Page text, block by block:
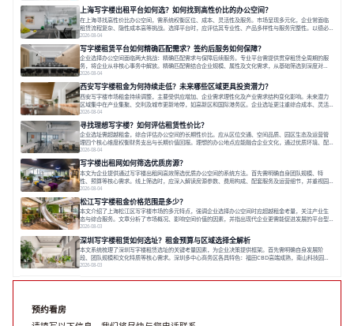
以说明。之后指出，专业运营服务商提供的稳定环境、社群活动与产业集聚等增值服务，是很大化空间
价值、助力企业成长的关键。对于许多在
上海写字楼出租平台如何选？如何找到高性价比的办公空间？
在上海寻找高性价比办公空间，需系统权衡区位、成本、灵活性及服务。市场呈现多元化，企业常面临
租赁流程复杂、隐性成本高等挑战。选择平台时，应评估其专业性、产品多样性与服务完整性。以德必
为例，其提供从空间到生态的解决方案，通过特色园区、灵活产品和丰富配套，满足不同企业需求。企
业应明确自身需求，实地考察，选择能支持长期发展、提升竞争力的办公空间。在上海寻找合适的办公
空间，对于企业行政负责人、中小企业主
2026-08-04
写字楼租赁平台如何精确匹配需求？签约后服务如何保障？
企业选择办公空间面临两大挑战：精确匹配需求与保障后续服务。专业平台需提供贯穿租赁全周期的服
务，将企业从非核心事务中解放。精确匹配需结合企业规模、属性及文化需求，从基础筛选到深度对
接；签约后则需构建覆盖硬件运维、共享配套及专业物业的全周期保障体系。德必集团通过标准化服务
与个性化运营结合，以全国布局和产业生态圈为企业提供稳定支持，体现了从信息撮合到深度服务的能
力转变。在为企业寻找办公空间的过程中，
2026-08-04
西安写字楼租金为何持续走低？未来哪些区域更具投资潜力？
西安写字楼市场租金持续调整，主要受供应增加、企业需求理性化及产业需求结构变化影响。未来潜力
区域集中在产业集聚、交利及城市更新地带，如高新区和国际港务区。企业选址更注重综合成本、灵活
性与员工体验，倾向于提供全包式服务的办公空间。专业运营方通过空间优化与社群服务，助力企业成
长，推动市场向多元化、高性价比方向发展。近年来，西安写字楼市场呈现出租金持续调整的态势，这
一现象引发了的广泛关注。作为西部重要
2026-08-04
寻找理想写字楼？如何评估租赁性价比？
企业选址需超越租金，综合评估办公空间的长期性价比。应从区位交通、空间品质、园区生态及运营管
理四个核心维度权衡财务支出与长期价值回报。理想的办公地点应能融合企业文化，通过优质环境、配
套服务及社群资源赋能业务增长，实现成本与价值的平衡。对于许多正在成长或寻求稳定发展的企业而
言，寻找一处合适的办公空间是一项至关重要的决策。这不仅关系到团队的日常工作效率与协作氛围，
更直接影响着企业的品牌形象、运营成本
2026-08-04
写字楼出租网如何筛选优质房源？
本文为企业提供通过写字楼出租网高效筛选优质办公空间的系统方法。首先需明确自身团队规模、特
性、预算等核心需求。线上筛选时，应深入解读房源参数、费用构成、配套服务及运营细节，并重视园
区产业生态与交通区位价值。同时，需考察运营方的品牌背景与持续服务能力。完成线上初选后，必须
进行线下实地验证，核对空间实景、测试设施、感受园区氛围并确认合同条款，从而做出精确决策。在
数字化时代，写字楼出租网已成为企业寻找
2026-08-04
松江写字楼租金价格范围是多少？
本文介绍了上海松江区写字楼市场的多元特点，强调企业选择办公空间时应超越租金考量，关注产业生
态与综合服务。文章分析了市场概况、影响空间价值的因素，并指出现代企业更需能促进发展的平台型
空间。之后，以德必集团为例，说明运营方如何通过构建服务生态助力企业成长，建议企业系统评估需
求与长期价值，选择匹配的发展载体。对于许多寻求在上海松江区设立或扩展办公空间的企业而言，了
解该区域的写字楼市场概况是决策的首先
2026-08-03
深圳写字楼租赁如何选址？租金预算与区域选择全解析
本文系统梳理了深圳写字楼租赁选址的关键考量因素，为企业决策提供框架。首先需明确自身发展阶
段、团队规模和文化特质等核心需求。深圳多中心商务区各具特色：福田CBD高端成熟，南山科技园创
新活力强，前海具政策优势。除传统写字楼外，创意产业园注重生态与社群，适合文创、科技类企业。
款。选址是综合性战略决策，旨在让办公
2026-08-03
预约看房